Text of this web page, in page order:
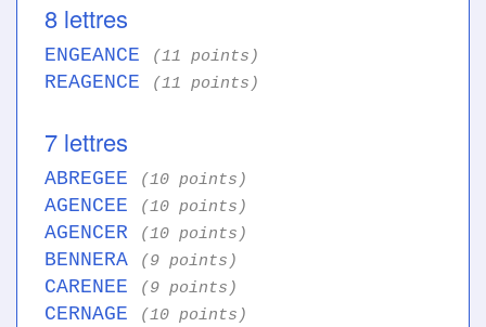
8 lettres
ENGEANCE (11 points)
REAGENCE (11 points)
7 lettres
ABREGEE (10 points)
AGENCEE (10 points)
AGENCER (10 points)
BENNERA (9 points)
CARENEE (9 points)
CERNAGE (10 points)